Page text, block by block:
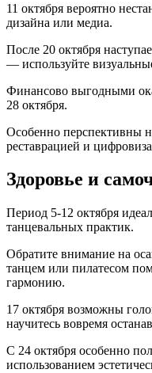
11 октября вероятно
дизайна или медиа.
После 20 октября
— используйте
Финансово выгодными
28 октября.
Особенно перспективны
реставрацией и
Здоровье и
Период 5-12 октября
танцевальных практик.
Обратите внимание на
танцем или пилатесом
гармонию.
17 октября возможны
научитесь вовремя
С 24 октября особенно
использованием